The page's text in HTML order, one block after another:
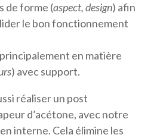
de forme (aspect, design) afin
le bon fonctionnement
en matière
) avec support.
réaliser un post
d’acétone, avec notre
interne. Cela élimine les